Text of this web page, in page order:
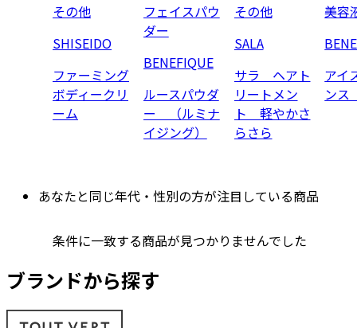
その他
SHISEIDO
ファーミング
ボディークリ
ーム
フェイスパウ
ダー
BENEFIQUE
ルースパウダ
ー （ルミナ
イジング）
その他
SALA
サラ ヘアト
リートメン
ト 軽やかさ
らさら
美容
アイ
ン
あなたと同じ年代・性別の方が注目している商品
条件に一致する商品が見つかりませんでした
ブランドから探す